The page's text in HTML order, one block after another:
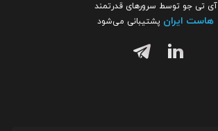
آی تی جو توسط سرورهای قدرتمند
هاست ایران پشتیبانی می‌شود